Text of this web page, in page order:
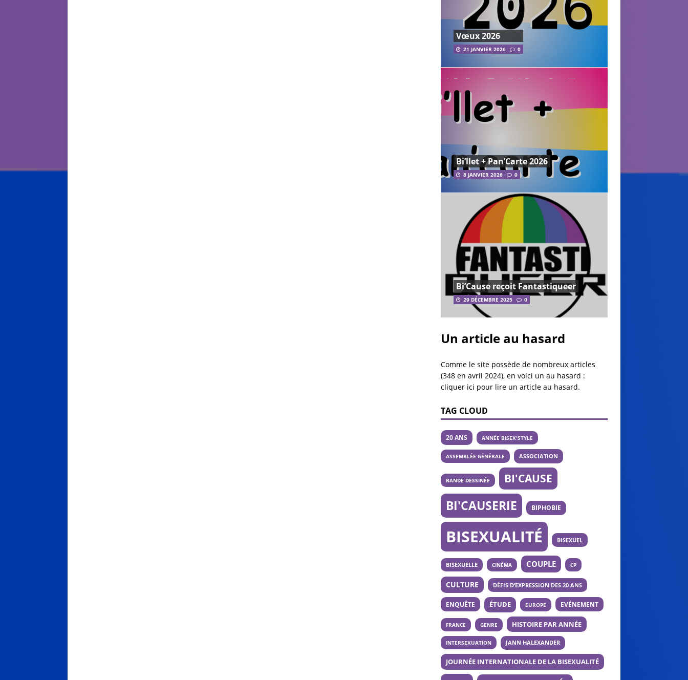
Vœux 2026
21 JANVIER 2026 0
Bi’llet + Pan’Carte 2026
8 JANVIER 2026 0
Bi’Cause reçoit Fantastiqueer
29 DÉCEMBRE 2025 0
Un article au hasard
Comme le site possède de nombreux articles
(348 en avril 2024), en voici un au hasard :
cliquer ici pour lire un article au hasard.
TAG CLOUD
20 ANS ANNÉE BISEX'STYLE
ASSEMBLÉE GÉNÉRALE ASSOCIATION
BANDE DESSINÉE BI'CAUSE
BI'CAUSERIE BIPHOBIE
BISEXUALITÉ BISEXUEL
BISEXUELLE CINÉMA COUPLE CP
CULTURE DÉFIS D’EXPRESSION DES 20 ANS
ENQUÊTE ÉTUDE EUROPE EVÉNEMENT
FRANCE GENRE HISTOIRE PAR ANNÉE
INTERSEXUATION JANN HALEXANDER
JOURNÉE INTERNATIONALE DE LA BISEXUALITÉ